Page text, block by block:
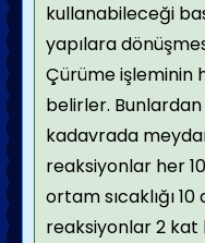
kullanabileceği
yapılara
Çürüme işleminin
belirler. Bunlardan
kadavrada
reaksiyonlar her
ortam sıcaklığı
reaksiyonlar 2 kat